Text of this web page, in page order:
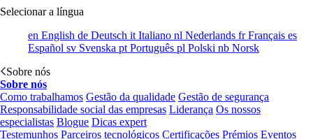
Selecionar a língua
en English de Deutsch it Italiano nl Nederlands frFrançais es
Español sv Svenska pt Português pl Polski nb Norsk
Sobre nós
Sobre nós
Como trabalhamos Gestão da qualidade Gestão de segurança
Responsabilidade social das empresas Liderança Os nossos
especialistas Blogue Dicas expert
Testemunhos Parceiros tecnológicos Certificações Prémios Eventos